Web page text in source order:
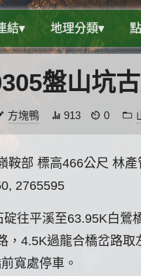
結▾ 地理分類▾
盤山坑
方塊鴨 913 0
鞍部 標高466公尺 林
2765595
碇往平溪至63.95K白鶯
，4.5K過龍合橋岔路
寬處停車。